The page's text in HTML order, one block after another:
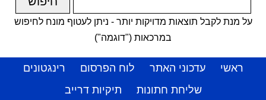
על מנת לקבל תוצאות מדויקות יותר - ניתן לעטוף מונח לחיפוש
במרכאות ("דוגמה")
ראשי עדכוני האתר לוח הפרסום
רינגטונים
שליחת חתונות
תיקיות דרייב